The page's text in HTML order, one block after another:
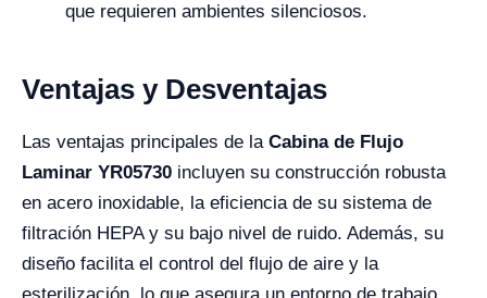
que requieren ambientes silenciosos.
Ventajas y Desventajas
Las ventajas principales de la Cabina de Flujo
Laminar YR05730 incluyen su construcción robusta
en acero inoxidable, la eficiencia de su sistema de
filtración HEPA y su bajo nivel de ruido. Además, su
diseño facilita el control del flujo de aire y la